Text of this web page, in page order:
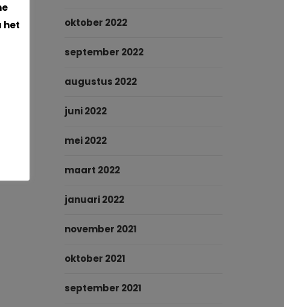
oktober 2022
september 2022
augustus 2022
juni 2022
mei 2022
maart 2022
januari 2022
november 2021
oktober 2021
september 2021
het